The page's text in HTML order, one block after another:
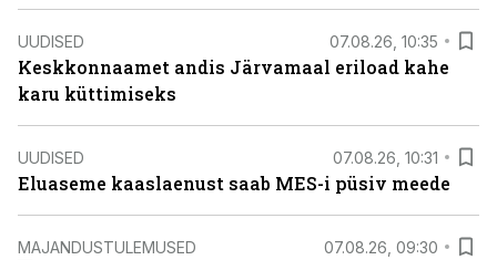
UUDISED 07.08.26, 10:35
Keskkonnaamet andis Järvamaal eriload kahe
karu küttimiseks
UUDISED 07.08.26, 10:31
Eluaseme kaaslaenust saab MES-i püsiv meede
MAJANDUSTULEMUSED 07.08.26, 09:30